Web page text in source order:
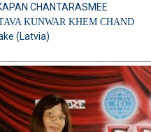
CHANTARASMEE
KUNWAR KHEM CHAND
(Latvia)